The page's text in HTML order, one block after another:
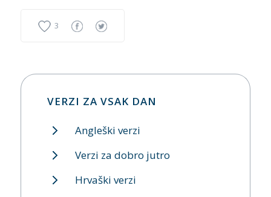
3
VERZI ZA VSAK DAN
Angleški verzi
Verzi za dobro jutro
Hrvaški verzi